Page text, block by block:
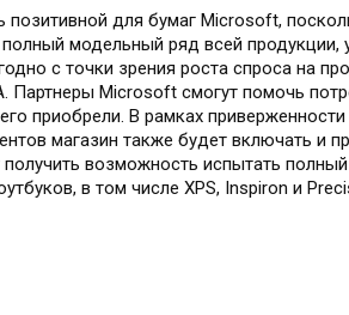
для бумаг Microsoft,
модельный ряд всей продукции,
с точки зрения роста спроса на
Microsoft смогут помочь
приобрели. В рамках
магазин также будет включать и
получить возможность испытать
в том числе XPS, Inspiron и